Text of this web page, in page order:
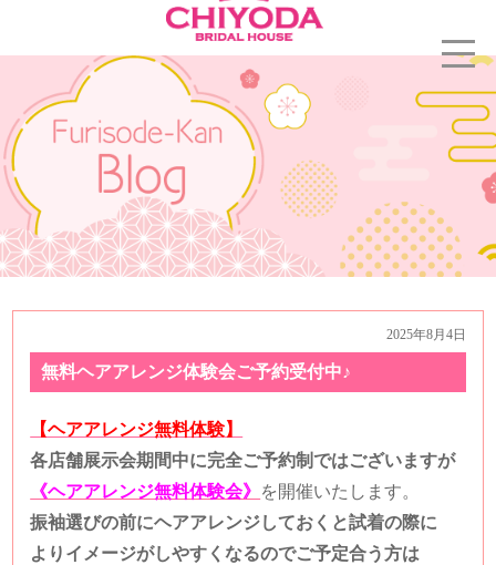
2025年8月4日
無料ヘアアレンジ体験会ご予約受付中♪
【ヘアアレンジ無料体験】
各店舗展示会期間中に完全ご予約制ではございますが
《ヘアアレンジ無料体験会》 を開催いたします。
振袖選びの前にヘアアレンジしておくと試着の際に
よりイメージがしやすくなるのでご予定合う方は